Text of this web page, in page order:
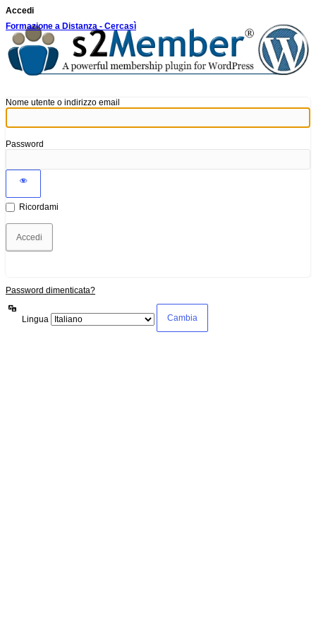
Accedi
Formazione a Distanza - Cercasì
Nome utente o indirizzo email
Password
Ricordami
Password dimenticata?
Lingua